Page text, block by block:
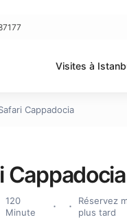
Visites à
Cappadocia
Cappadocia
120
Minute
Réservez
plus tard